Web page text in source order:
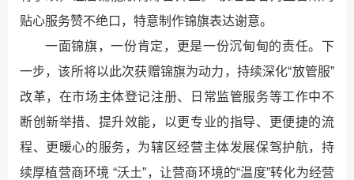
贴心服务赞不绝口，特意制作锦旗表达谢意。​
一面锦旗，一份肯定，更是一份沉甸甸的责任。下
一步，该所将以此次获赠锦旗为动力，持续深化“放管服”
改革，在市场主体登记注册、日常监管服务等工作中不
断创新举措、提升效能，以更专业的指导、更便捷的流
程、更暖心的服务，为辖区经营主体发展保驾护航，持
续厚植营商环境 “沃土”，让营商环境的“温度”转化为经营